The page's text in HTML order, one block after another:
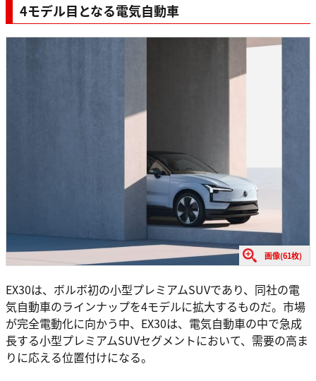
4モデル目となる電気自動車
画像(61枚)
EX30は、ボルボ初の小型プレミアムSUVであり、同社の電
気自動車のラインナップを4モデルに拡大するものだ。市場
が完全電動化に向かう中、EX30は、電気自動車の中で急成
長する小型プレミアムSUVセグメントにおいて、需要の高ま
りに応える位置付けになる。